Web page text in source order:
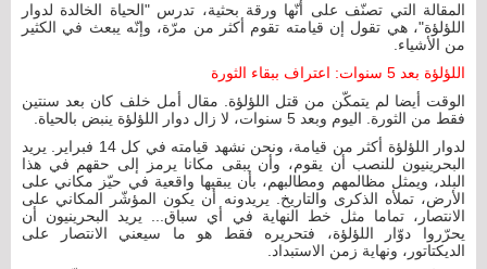
المقالة التي تصنّف على أنّها ورقة بحثية، تدرس "الحياة الخالدة لدوار
اللؤلؤة"، هي تقول إن قيامته تقوم أكثر من مرّة، وإنّه يبعث في الكثير
من الأشياء.
اللؤلؤة بعد 5 سنوات: اعتراف ببقاء الثورة
الوقت أيضا لم يتمكّن من قتل اللؤلؤة. مقال أمل خلف كان بعد سنتين
فقط من الثورة. اليوم وبعد 5 سنوات، لا زال دوار اللؤلؤة ينبض بالحياة.
لدوار اللؤلؤة أكثر من قيامة، ونحن نشهد قيامته في كل 14 فبراير. يريد
البحرينيون للنصب أن يقوم، وأن يبقى مكانا يرمز إلى حقهم في هذا
البلد، ويمثل مظالمهم ومطالبهم، بأن يبقيها واقعية في حيّز مكاني على
الأرض، تملأه الذكرى والتاريخ. يريدونه أن يكون المؤشّر المكاني على
الانتصار، تماما مثل خط النهاية في أي سباق... يريد البحرينيون أن
يحرّروا دوّار اللؤلؤة، فتحريره فقط هو ما سيعني الانتصار على
الديكتاتور، ونهاية زمن الاستبداد.